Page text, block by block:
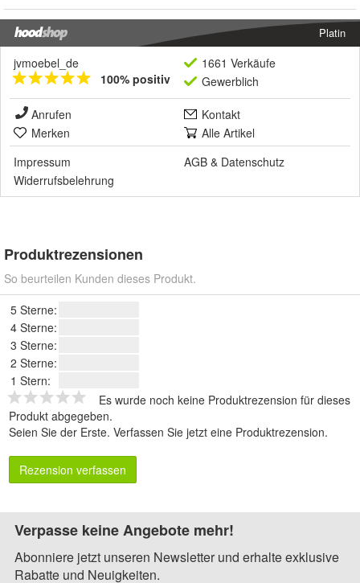
Platin
jvmoebel_de
100% positiv
1661 Verkäufe
Gewerblich
Anrufen
Kontakt
Merken
Alle Artikel
Impressum
AGB & Datenschutz
Widerrufsbelehrung
Produktrezensionen
So beurteilen Kunden dieses Produkt.
5 Sterne:
4 Sterne:
3 Sterne:
2 Sterne:
1 Stern:
Es wurde noch keine Produktrezension für dieses
Produkt abgegeben.
Seien Sie der Erste. Verfassen Sie jetzt eine Produktrezension.
Rezension verfassen
Verpasse keine Angebote mehr!
Abonniere jetzt unseren Newsletter und erhalte exklusive
Rabatte und Neuigkeiten.